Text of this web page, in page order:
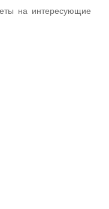
на интересующие